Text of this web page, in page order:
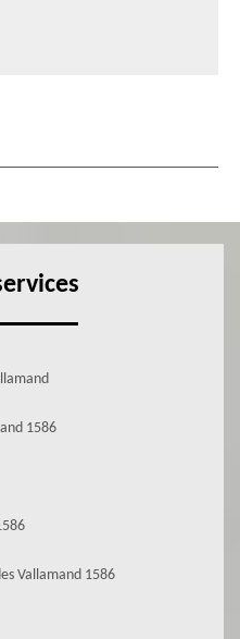
1586
Vallamand 1586